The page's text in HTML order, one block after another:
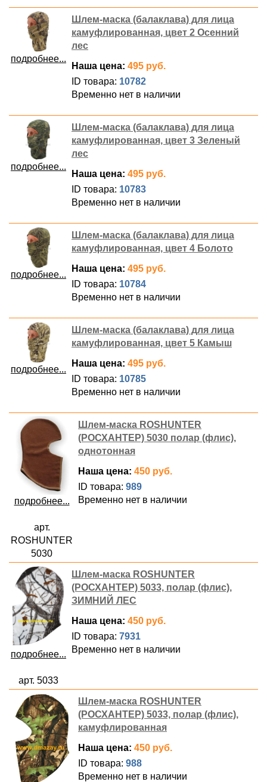
подробнее...
Шлем-маска (балаклава) для лица
камуфлированная, цвет 2 Осенний
лес
Наша цена: 495 руб.
ID товара: 10782
Временно нет в наличии
подробнее...
Шлем-маска (балаклава) для лица
камуфлированная, цвет 3 Зеленый
лес
Наша цена: 495 руб.
ID товара: 10783
Временно нет в наличии
подробнее...
Шлем-маска (балаклава) для лица
камуфлированная, цвет 4 Болото
Наша цена: 495 руб.
ID товара: 10784
Временно нет в наличии
подробнее...
Шлем-маска (балаклава) для лица
камуфлированная, цвет 5 Камыш
Наша цена: 495 руб.
ID товара: 10785
Временно нет в наличии
подробнее...
арт.
ROSHUNTER
5030
Шлем-маска ROSHUNTER
(РОСХАНТЕР) 5030 полар (флис),
однотонная
Наша цена: 450 руб.
ID товара: 989
Временно нет в наличии
подробнее...
арт. 5033
Шлем-маска ROSHUNTER
(РОСХАНТЕР) 5033, полар (флис),
ЗИМНИЙ ЛЕС
Наша цена: 450 руб.
ID товара: 7931
Временно нет в наличии
Шлем-маска ROSHUNTER
(РОСХАНТЕР) 5033, полар (флис),
камуфлированная
Наша цена: 450 руб.
ID товара: 988
Временно нет в наличии